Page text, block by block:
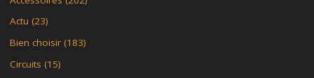
Actu (23)
Bien choisir(183)
Circuits (15)